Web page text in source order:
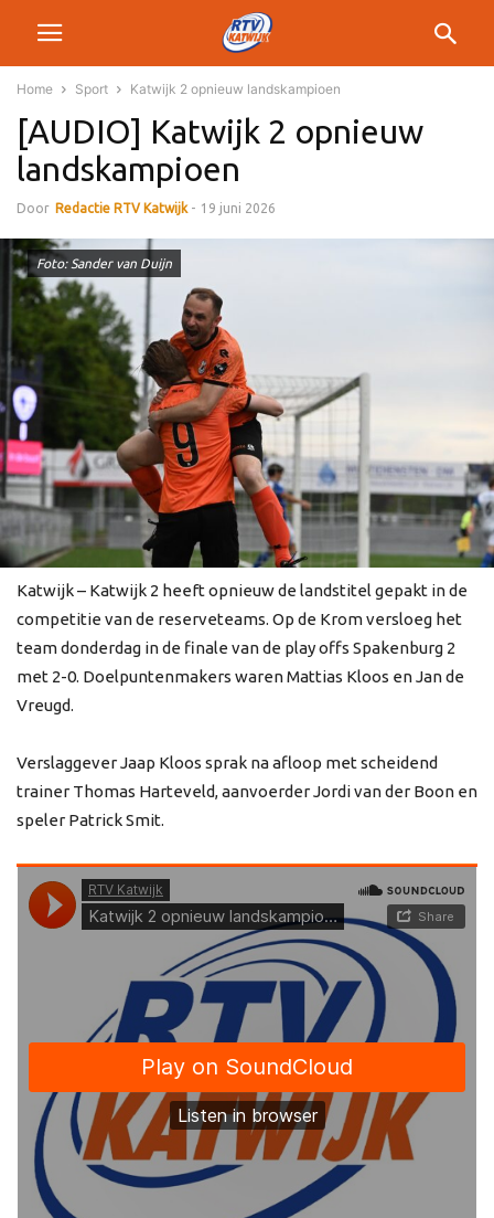
Home Sport Katwijk 2 opnieuw landskampioen
[AUDIO] Katwijk 2 opnieuw
landskampioen
Door Redactie RTV Katwijk - 19 juni 2026
Foto: Sander van Duijn
Katwijk – Katwijk 2 heeft opnieuw de landstitel gepakt in de
competitie van de reserveteams. Op de Krom versloeg het
team donderdag in de finale van de play offs Spakenburg 2
met 2-0. Doelpuntenmakers waren Mattias Kloos en Jan de
Vreugd.
Verslaggever Jaap Kloos sprak na afloop met scheidend
trainer Thomas Harteveld, aanvoerder Jordi van der Boon en
speler Patrick Smit.